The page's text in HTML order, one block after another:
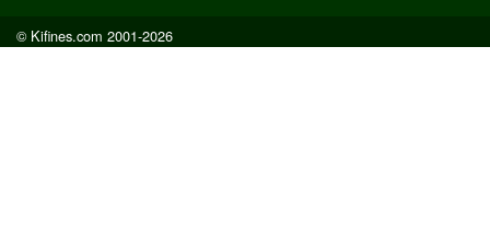
© Kifines.com 2001-2026